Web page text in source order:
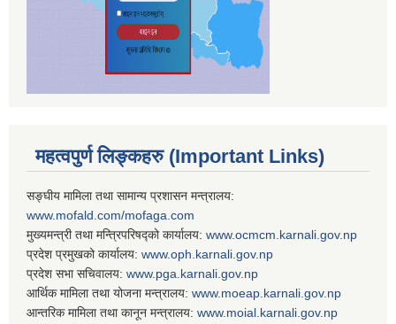
महत्वपुर्ण लिङ्कहरु (Important Links)
सङ्घीय मामिला तथा सामान्य प्रशासन मन्त्रालय:
www.mofald.com/mofaga.com
मुख्यमन्त्री तथा मन्त्रिपरिषद्को कार्यालय: www.ocmcm.karnali.gov.np
प्रदेश प्रमुखको कार्यालय: www.oph.karnali.gov.np
प्रदेश सभा सचिवालय: www.pga.karnali.gov.np
आर्थिक मामिला तथा योजना मन्त्रालय: www.moeap.karnali.gov.np
आन्तरिक मामिला तथा कानून मन्त्रालय: www.moial.karnali.gov.np